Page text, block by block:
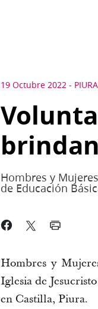
19 Octubre 2022 - PIURA
Hombres y
de Educación
Hombres y
Iglesia de
en Castilla, Piura.